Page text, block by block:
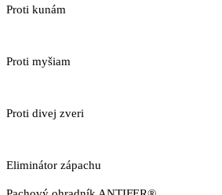
Proti kunám
Proti myšiam
Proti divej zveri
Eliminátor zápachu